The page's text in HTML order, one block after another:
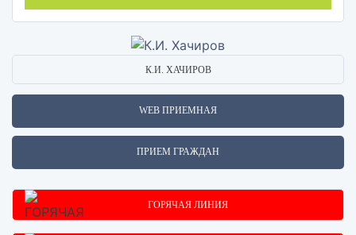
К.И. ХАЧИРОВ
WEB ПРИЕМНАЯ
ПРИЕМ ГРАЖДАН
ГОРЯЧАЯ ЛИНИЯ